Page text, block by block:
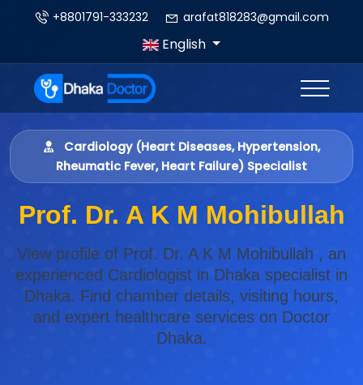
+8801791-333232 arafat818283@gmail.com
English
Cardiology (Heart Diseases, Hypertension,
Rheumatic Fever, Heart Failure) Specialist
Prof. Dr. A K M Mohibullah
View profile of Prof. Dr. A K M Mohibullah , an
experienced Cardiologist in Dhaka specialist in
Dhaka. Find chamber details, visiting hours,
and expert healthcare services on Doctor
Dhaka.